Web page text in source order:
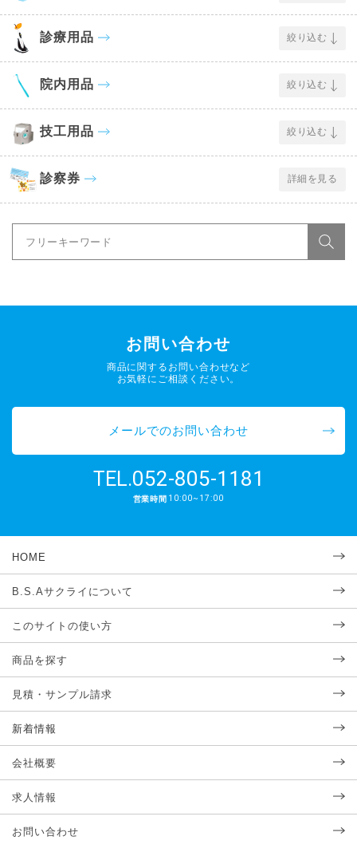
診療用品 絞り込む
院内用品 絞り込む
技工用品 絞り込む
診察券 詳細を見る
お問い合わせ
商品に関するお問い合わせなど
お気軽にご相談ください。
メールでのお問い合わせ
TEL.052-805-1181
営業時間 10:00~17:00
HOME
B.S.Aサクライについて
このサイトの使い方
商品を探す
見積・サンプル請求
新着情報
会社概要
求人情報
お問い合わせ